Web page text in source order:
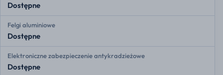
Dostępne
Felgi aluminiowe
Dostępne
Elektroniczne zabezpieczenie antykradzieżowe
Dostępne